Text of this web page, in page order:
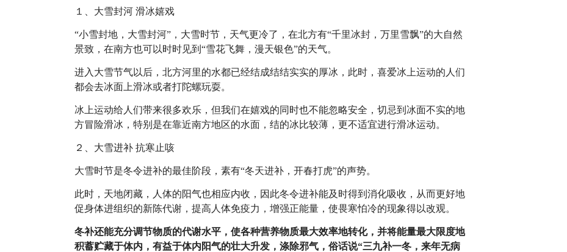
１、大雪封河 滑冰嬉戏
“小雪封地，大雪封河”，大雪时节，天气更冷了，在北方有“千里冰封，万里雪飘”的大自然
景致，在南方也可以时时见到“雪花飞舞，漫天银色”的天气。
进入大雪节气以后，北方河里的水都已经结成结结实实的厚冰，此时，喜爱冰上运动的人们
都会去冰面上滑冰或者打陀螺玩耍。
冰上运动给人们带来很多欢乐，但我们在嬉戏的同时也不能忽略安全，切忌到冰面不实的地
方冒险滑冰，特别是在靠近南方地区的水面，结的冰比较薄，更不适宜进行滑冰运动。
２、大雪进补 抗寒止咳
大雪时节是冬令进补的最佳阶段，素有“冬天进补，开春打虎”的声势。
此时，天地闭藏，人体的阳气也相应内收，因此冬令进补能及时得到消化吸收，从而更好地
促身体进组织的新陈代谢，提高人体免疫力，增强正能量，使畏寒怕冷的现象得以改观。
冬补还能充分调节物质的代谢水平，使各种营养物质最大效率地转化，并将能量最大限度地
积蓄贮藏于体内，有益于体内阳气的壮大升发，涤除邪气，俗话说“三九补一冬，来年无病